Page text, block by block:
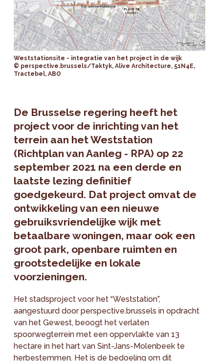
Weststationsite - integratie van het project in de wijk
© perspective.brussels/Taktyk, Alive Architecture, 51N4E,
Tractebel, ABO
De Brusselse regering heeft het
project voor de inrichting van het
terrein aan het Weststation
(Richtplan van Aanleg - RPA) op 22
september 2021 na een derde en
laatste lezing definitief
goedgekeurd. Dat project omvat de
ontwikkeling van een nieuwe
gebruiksvriendelijke wijk met
betaalbare woningen, maar ook een
groot park, openbare ruimten en
grootstedelijke en lokale
voorzieningen.
Het stadsproject voor het “Weststation”,
aangestuurd door perspective.brussels in opdracht
van het Gewest, beoogt het verlaten
spoorwegterrein met een oppervlakte van 13
hectare in het hart van Sint-Jans-Molenbeek te
herbestemmen. Het is de bedoeling om dit